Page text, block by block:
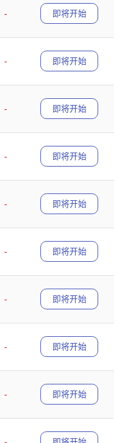
-
即将开始
-
即将开始
-
即将开始
-
即将开始
-
即将开始
-
即将开始
-
即将开始
-
即将开始
-
即将开始